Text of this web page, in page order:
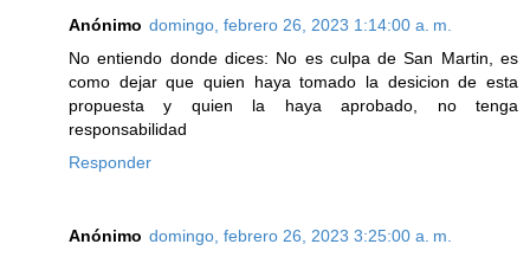
Anónimo domingo, febrero 26, 2023 1:14:00 a. m.
No entiendo donde dices: No es culpa de San Martin, es
como dejar que quien haya tomado la desicion de esta
propuesta y quien la haya aprobado, no tenga
responsabilidad
Responder
Anónimo domingo, febrero 26, 2023 3:25:00 a. m.